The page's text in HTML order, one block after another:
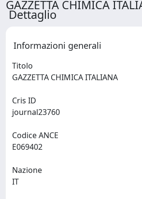
GAZZETTA CHIMICA
Dettaglio
Informazioni generali
Titolo
Cris ID
Codice ANCE
Nazione